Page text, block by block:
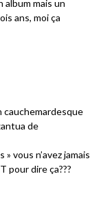
album mais un
ans, moi ça
cauchemardesque
de
vous n’avez jamais
pour dire ça???